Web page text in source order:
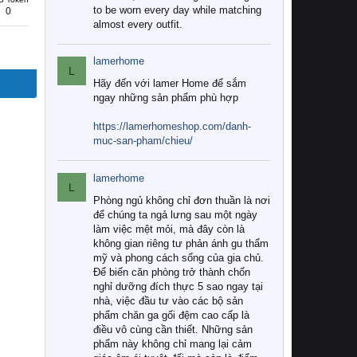
0
to be worn every day while matching
almost every outfit.
L
lamerhome
Hãy đến với lamer Home để sắm
ngay những sản phẩm phù hợp
https://lamerhomeshop.com/danh-
muc-san-pham/chieu/
L
lamerhome
Phòng ngủ không chỉ đơn thuần là nơi
để chúng ta ngả lưng sau một ngày
làm việc mệt mỏi, mà đây còn là
không gian riêng tư phản ánh gu thẩm
mỹ và phong cách sống của gia chủ.
Để biến căn phòng trở thành chốn
nghỉ dưỡng đích thực 5 sao ngay tại
nhà, việc đầu tư vào các bộ sản
phẩm chăn ga gối đệm cao cấp là
điều vô cùng cần thiết. Những sản
phẩm này không chỉ mang lại cảm